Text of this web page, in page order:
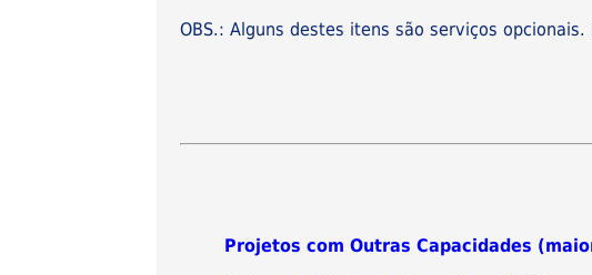
OBS.: Alguns destes itens são serviços opcionais.
Projetos com Outras Capacidades